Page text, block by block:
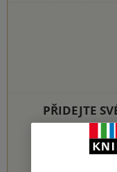
PŘIDEJTE